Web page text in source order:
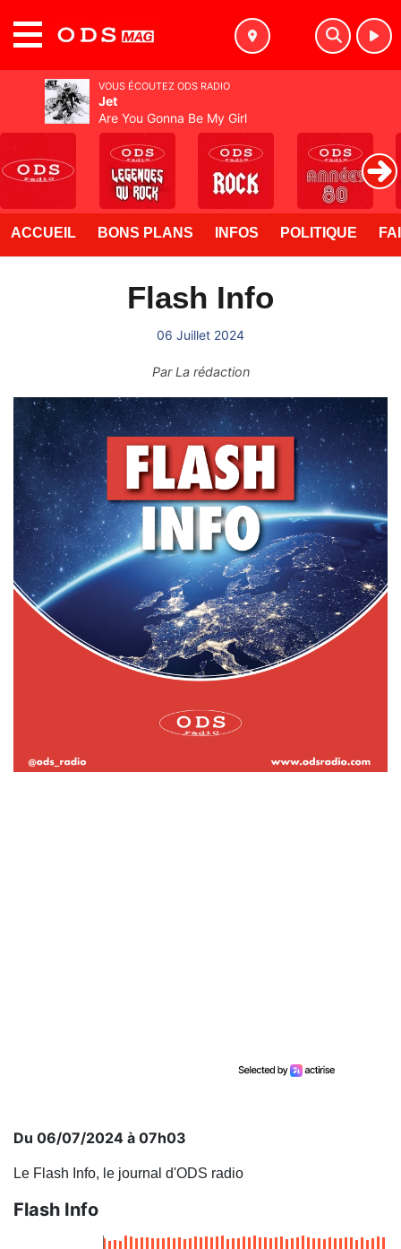
ACCUEIL BONS PLANS INFOS POLITIQUE
Flash Info
06 Juillet 2024
ParLa rédaction
Du 06/07/2024 à 07h03
Le Flash Info, le journal d'ODS radio
Flash Info
VOUS ÉCOUTEZ ODS RADIO
Jet
Are You Gonna Be My Girl